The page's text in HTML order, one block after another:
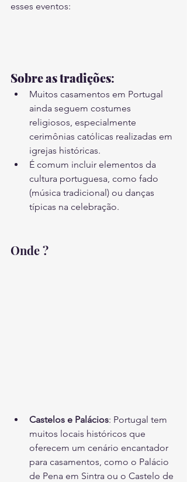
esses eventos:
Sobre as tradições:
Muitos casamentos em Portugal
ainda seguem costumes
religiosos, especialmente
cerimônias católicas realizadas em
igrejas históricas.
É comum incluir elementos da
cultura portuguesa, como fado
(música tradicional) ou danças
típicas na celebração.
Onde ?
Castelos e Palácios: Portugal tem
muitos locais históricos que
oferecem um cenário encantador
para casamentos, como o Palácio
de Pena em Sintra ou o Castelo de